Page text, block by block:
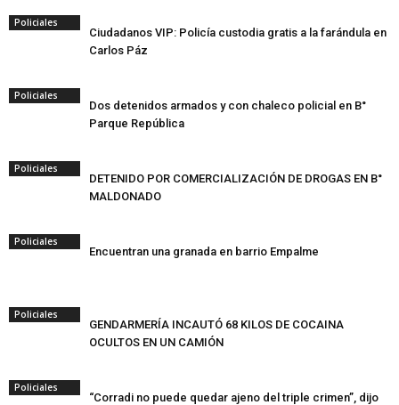
Policiales
Ciudadanos VIP: Policía custodia gratis a la farándula en
Carlos Páz
Policiales
Dos detenidos armados y con chaleco policial en B°
Parque República
Policiales
DETENIDO POR COMERCIALIZACIÓN DE DROGAS EN B°
MALDONADO
Policiales
Encuentran una granada en barrio Empalme
Policiales
GENDARMERÍA INCAUTÓ 68 KILOS DE COCAINA
OCULTOS EN UN CAMIÓN
Policiales
“Corradi no puede quedar ajeno del triple crimen”, dijo